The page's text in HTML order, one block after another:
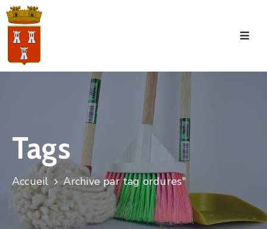
Accueil
Manifestations
Vie
Municipale
Services
Tags
Accueil Archive par tag ordures"